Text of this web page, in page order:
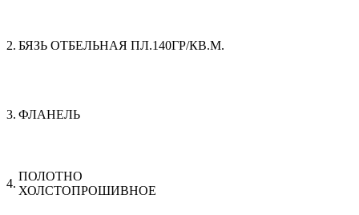
2. БЯЗЬ ОТБЕЛЬНАЯ ПЛ.140ГР/КВ.М.
3. ФЛАНЕЛЬ
4.
ПОЛОТНО